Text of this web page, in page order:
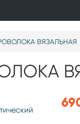
ВЯЗАЛЬНАЯ